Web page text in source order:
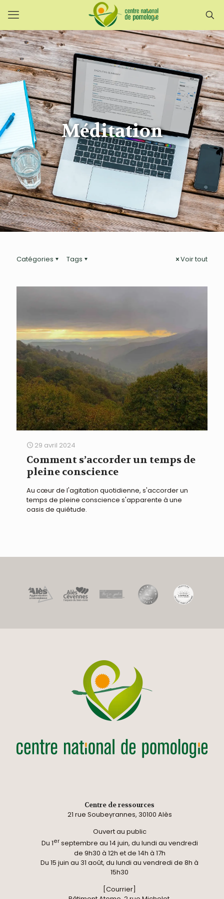
Méditation
Catégories Tags Voir tout
29 avril 2024
Comment s’accorder un temps de
pleine conscience
Au cœur de l'agitation quotidienne, s'accorder un
temps de pleine conscience s'apparente à une
oasis de quiétude.
Centre de ressources
21 rue Soubeyrannes, 30100 Alès
Ouvert au public
Du 1erseptembre au 14 juin, du lundi au vendredi
de 9h30 à 12h et de 14h à 17h
Du 15 juin au 31 août, du lundi au vendredi de 8h à
15h30
[Courrier]